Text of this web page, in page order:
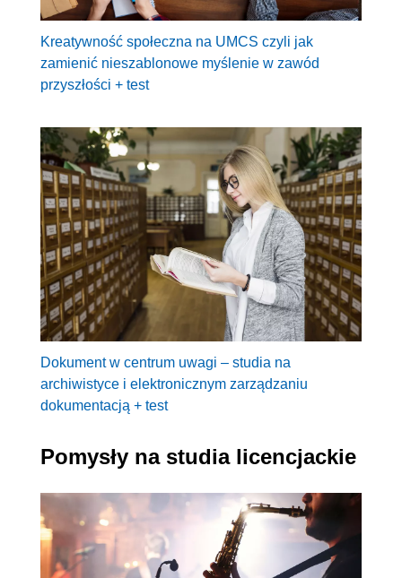
Kreatywność społeczna na UMCS czyli jak
zamienić nieszablonowe myślenie w zawód
przyszłości + test
Dokument w centrum uwagi – studia na
archiwistyce i elektronicznym zarządzaniu
dokumentacją + test
Pomysły na studia licencjackie